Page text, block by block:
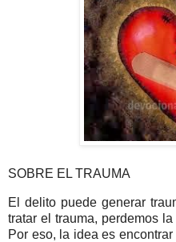
SOBRE EL TRAUMA
El delito puede generar
tratar el trauma, perdemos
Por eso, la idea es